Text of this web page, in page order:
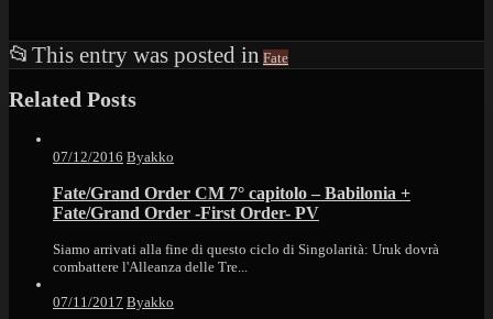
📂 This entry was posted in Fate
Related Posts
07/12/2016 Byakko
Fate/Grand Order CM 7° capitolo – Babilonia +
Fate/Grand Order -First Order- PV
Siamo arrivati alla fine di questo ciclo di Singolarità: Uruk dovrà
combattere l'Alleanza delle Tre...
07/11/2017 Byakko